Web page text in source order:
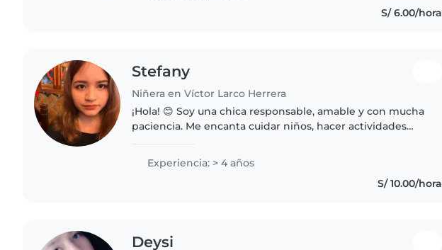
S/ 6.00/hora
Stefany
Niñera en Víctor Larco Herrera
¡Hola! 😊 Soy una chica responsable, amable y con mucha
paciencia. Me encanta cuidar niños, hacer actividades
sientan felices..
Experiencia: > 4 años
S/ 10.00/hora
Deysi